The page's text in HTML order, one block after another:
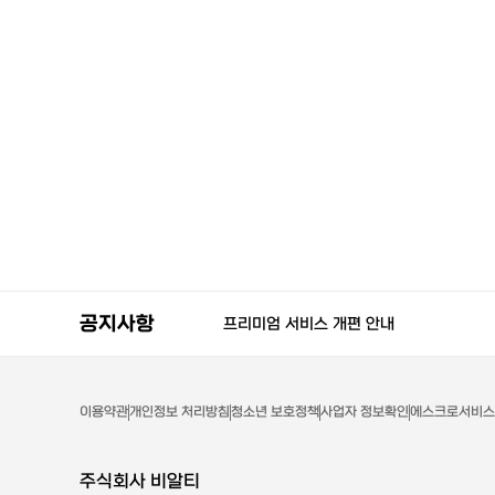
공지사항 프리미엄 서비스 개편 안내
이용약관개인정보 처리방침청소년 보호정책사업자 정보확인에스크로서비
주식회사 비알티